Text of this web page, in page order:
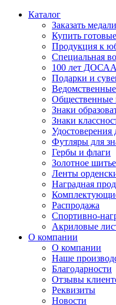
Каталог
Заказать
Купить
Продукция к
Специальная
100 лет
Подарки и
Общественные
Знаки
Знаки
Удостоверения
Футляры для
Гербы и флаги
Золотное шитье
Ленты
Наградная
Распродажа
Спортивно-
Акриловые
О компании
О компании
Наше
Благодарности
Отзывы
Реквизиты
Новости